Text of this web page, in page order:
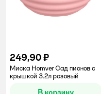
249,90 ₽
Миска Homver Сад пионов с
крышкой 3.2л розовый
В корзину